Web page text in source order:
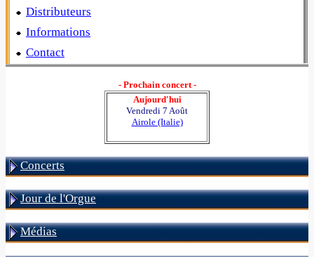
Distributeurs
Informations
Contact
- Prochain concert -
Aujourd'hui
Vendredi 7 Août
Airole (Italie)
Concerts
Jour de l'Orgue
Médias